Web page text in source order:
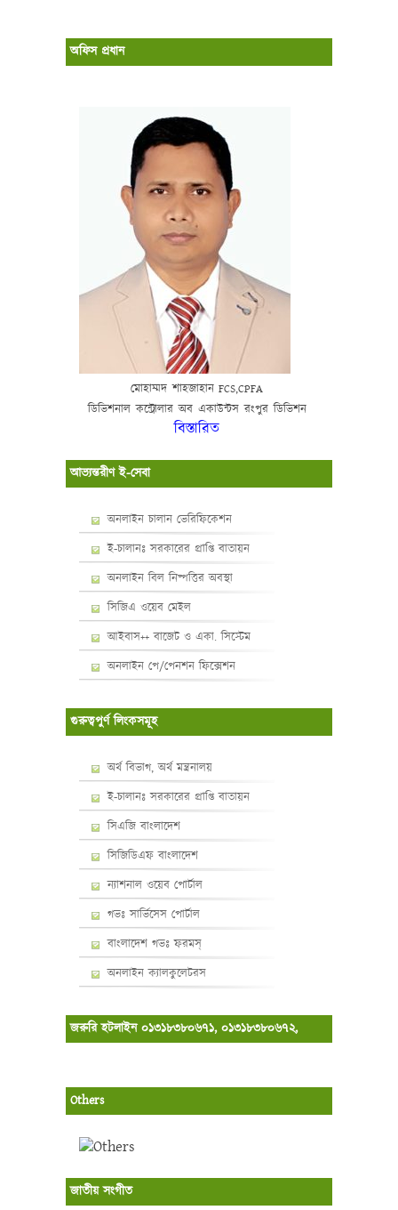
অফিস প্রধান
মোহাম্মদ শাহজাহান FCS,CPFA
ডিভিশনাল কন্ট্রোলার অব একাউন্টস রংপুর ডিভিশন
বিস্তারিত
আভ্যন্তরীণ ই-সেবা
অনলাইন চালান ভেরিফিকেশন
ই-চালানঃ সরকারের প্রাপ্তি বাতায়ন
অনলাইন বিল নিষ্পত্তির অবস্থা
সিজিএ ওয়েব মেইল
আইবাস++ বাজেট ও একা. সিস্টেম
অনলাইন পে/পেনশন ফিক্সেশন
গুরুত্বপুর্ণ লিংকসমূহ
অর্থ বিভাগ, অর্থ মন্ত্রনালয়
ই-চালানঃ সরকারের প্রাপ্তি বাতায়ন
সিএজি বাংলাদেশ
সিজিডিএফ বাংলাদেশ
ন্যাশনাল ওয়েব পোর্টাল
গভঃ সার্ভিসেস পোর্টাল
বাংলাদেশ গভঃ ফরমস্‌
অনলাইন ক্যালকুলেটরস
জরুরি হটলাইন ০১৩১৮৩৮০৬৭১, ০১৩১৮৩৮০৬৭২,
Others
জাতীয় সংগীত